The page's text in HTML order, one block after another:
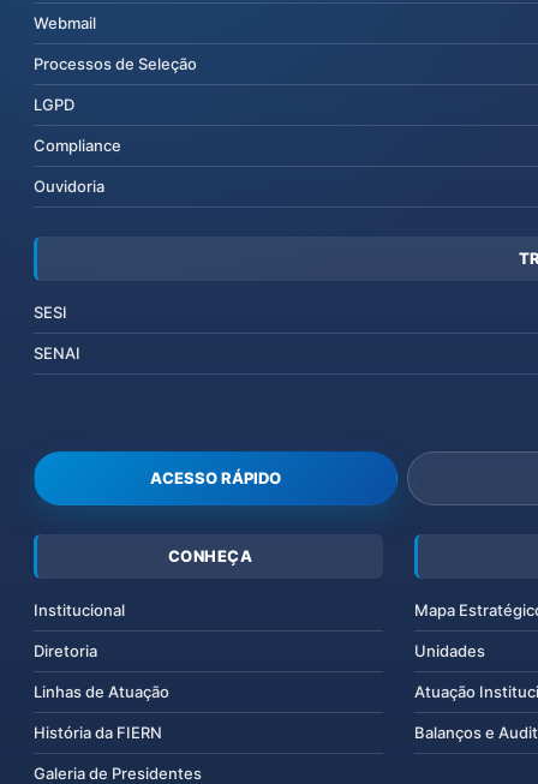
Webmail
Processos de Seleção
LGPD
Compliance
Ouvidoria
SESI
SENAI
ACESSO RÁPIDO
CONHEÇA
Institucional
Diretoria
Linhas de Atuação
História da FIERN
Galeria de Presidentes
Mapa
Unidades
Atuação
Balanços e